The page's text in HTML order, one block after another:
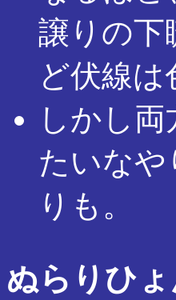
譲りの下
ど伏線
しかし
たいな
りも。
ぬらりひ